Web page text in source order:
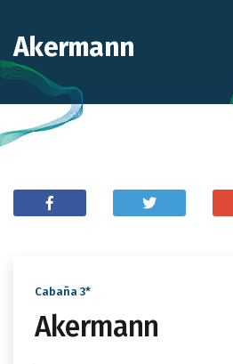
Akermann
Cabaña 3*
Akermann